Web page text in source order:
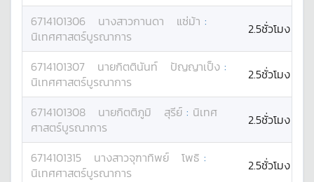
6714101306 นางสาวกานดา แซ่ม้า :
นิเทศศาสตร์บูรณาการ
2.5ชั่วโมง
6714101307 นายกิตตินันท์ ปัญญาเป็ง :
นิเทศศาสตร์บูรณาการ
2.5ชั่วโมง
6714101308 นายกิตติภูมิ สุรีย์ : นิเทศ
ศาสตร์บูรณาการ
2.5ชั่วโมง
6714101315 นางสาวจุฑาทิพย์ โพธิ :
นิเทศศาสตร์บูรณาการ
2.5ชั่วโมง